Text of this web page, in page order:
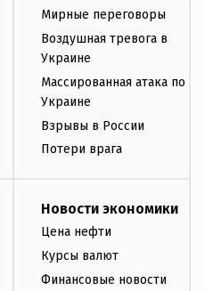
Мирные переговоры
Воздушная тревога в
Украине
Массированная атака по
Украине
Взрывы в России
Потери врага
Новости экономики
Цена нефти
Курсы валют
Финансовые новости